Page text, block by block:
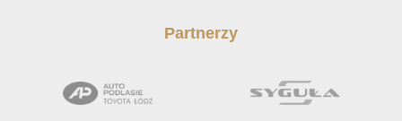
Partnerzy